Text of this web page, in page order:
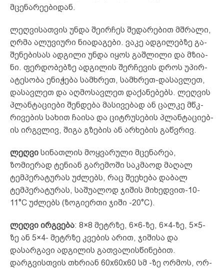
მცენარეებიდან.
ლეღ­ვი­სათ­ვის უნ­და შეირჩეს შე­და­რე­ბით მშრა­ლი,
ღრმა ალ­უვ­ი­უ­რი ნი­ად­აგ­ე­ბი. ვა­კე ად­გი­ლებ­ზე გა­
შე­ნე­ბი­­სას ად­გი­ლი უნ­და იყ­ოს გაშ­ლი­ლი და მზი­ა­
ნი. ფერ­დო­ბებ­ზე ად­გი­ლის შერ­ჩე­ვის დროს უპ­ირ­
ატ­ეს­ო­ბა ენიჭება სამ­ხ­­რეთ, სამ­ხრეთ-და­სავ­ლეთ,
და­სავ­ლეთ და აღ­მო­სავ­ლეთ და­ქა­ნე­ბებს. ლეღ­ვის
პლან­ტა­ცი­ე­ბი შენ­დე­ბა მა­სი­ვე­ბად ან ცალ­­კე მწკ­
რი­ვე­ბის სა­ხით ჩა­ი­სა და ციტ­რუ­სე­ბის პლან­ტა­ცი­ე­ბ­
ის ირ­გვლივ, ში­­გა გზე­ბის ან არ­ხე­ბის გაწ­ვრივ.
ლეღვი სინათლის მოყვარული მცენარეა,
ზომიერად ტე­ნიან გარემოში საკმაოდ მაღალ
ტემპერატურას უძლებს, რაც შეეხება დაბალ
ტემპერატურას, საშუალოდ ჯიშის მიხედ­­ვით-10-
11°C უძლებს (ზოგიერთი ჯიში -20°C).
ლეღვი ირგვება: 8×8 მეტრზე, 6×6-ზე, 6×4-ზე, 5×5-
ზე ან 5×4- მეტრზე კვების არით, ჯი­შისა და
დასარგავი ადგილის გათვალისწინებით.
დარგვისთვის თხრიან 60x60x60 სმ -ზე ორმოს, ორ­